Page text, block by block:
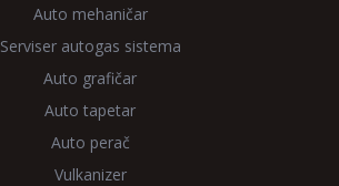
Auto mehaničar
Serviser autogas sistema
Auto grafičar
Auto tapetar
Auto perač
Vulkanizer